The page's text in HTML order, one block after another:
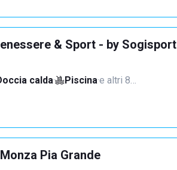
& Sport - by Sogisport
calda· Piscina·e altri 8…
Pia Grande